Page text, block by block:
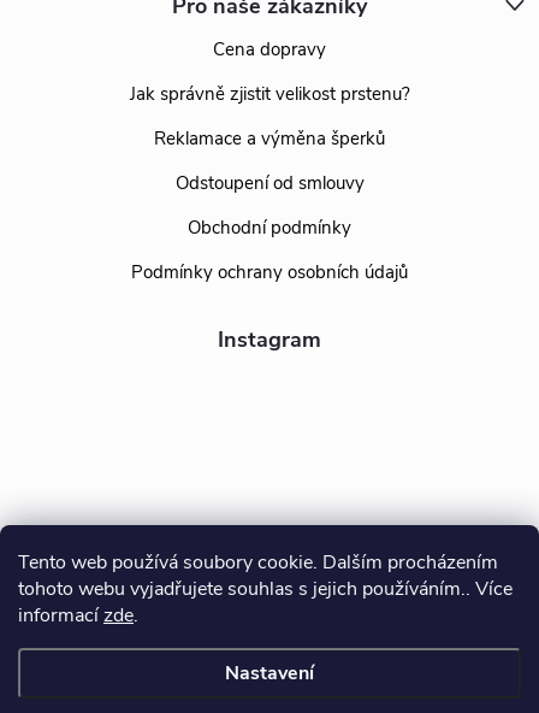
Tento web používá soubory cookie. Dalším procházením
tohoto webu vyjadřujete souhlas s jejich používáním.. Více
informacízde.
Nastavení
Pro naše zákazníky
Cena dopravy
Jak správně zjistit velikost prstenu?
Reklamace a výměna šperků
Odstoupení od smlouvy
Obchodní podmínky
Podmínky ochrany osobních údajů
Instagram
Sledovat na Instagramu